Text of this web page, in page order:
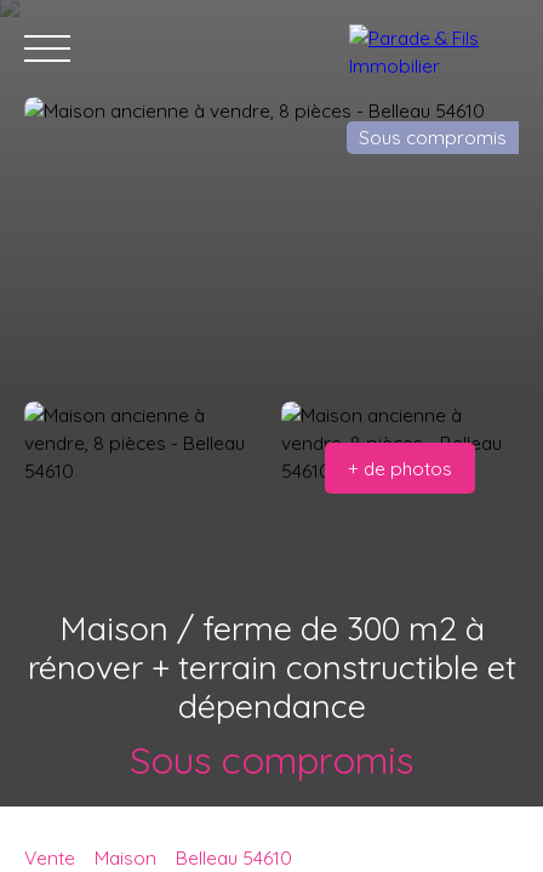
Sous compromis
+ de photos
Maison / ferme de 300 m2 à
rénover + terrain constructible et
dépendance
Sous compromis
Vente Maison
Belleau 54610